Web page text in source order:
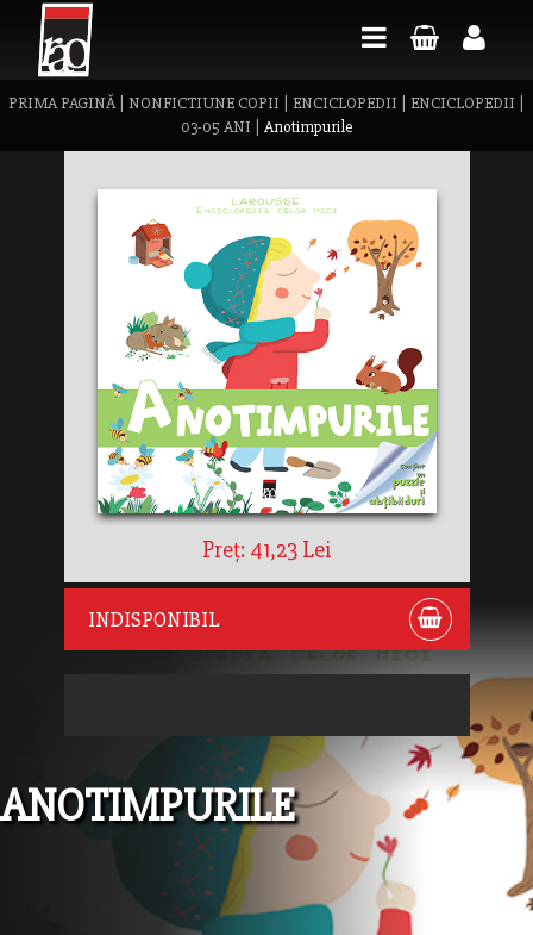
PRIMA PAGINĂ| NONFICTIUNE COPII ENCICLOPEDII ENCICLOPEDII
03-05 ANI
Anotimpurile
Preț: 41,23 Lei
INDISPONIBIL
ANOTIMPURILE